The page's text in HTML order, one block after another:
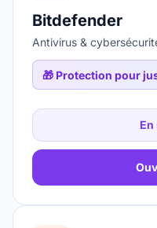
Bitdefender
Antivirus &
🎁 Protection pour